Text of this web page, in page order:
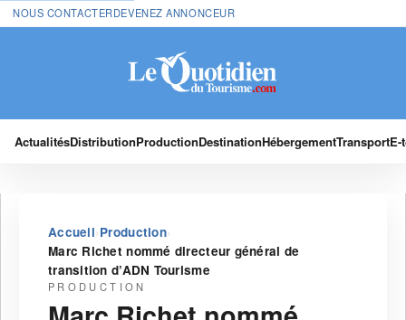
NOUS CONTACTERDEVENEZ ANNONCEUR
ActualitésDistributionProductionDestinationHébergementTransport
Accueil›Production›
Marc Richet nommé directeur général de
transition d’ADN Tourisme
PRODUCTION